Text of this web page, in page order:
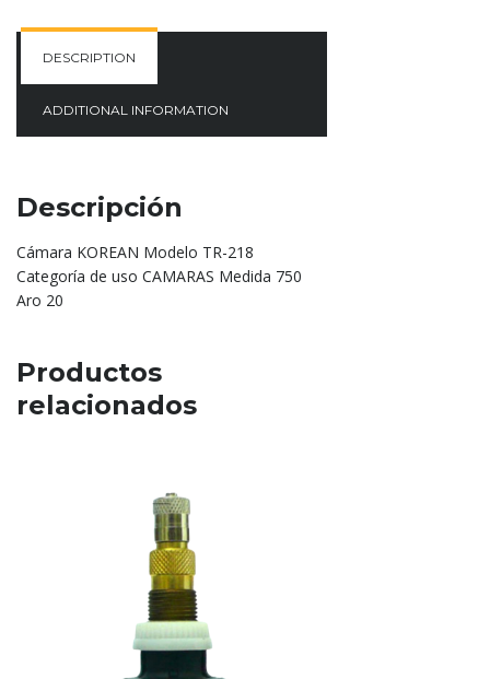
DESCRIPTION
ADDITIONAL INFORMATION
Descripción
Cámara KOREAN Modelo TR-218
Categoría de uso CAMARAS Medida 750
Aro 20
Productos
relacionados